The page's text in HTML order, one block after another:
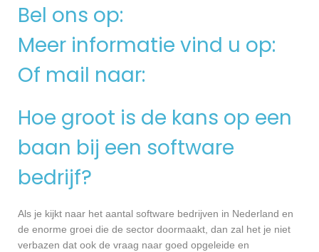
Bel ons op:
Meer informatie vind u op:
Of mail naar:
Hoe groot is de kans op een
baan bij een software
bedrijf?
Als je kijkt naar het aantal software bedrijven in Nederland en
de enorme groei die de sector doormaakt, dan zal het je niet
verbazen dat ook de vraag naar goed opgeleide en